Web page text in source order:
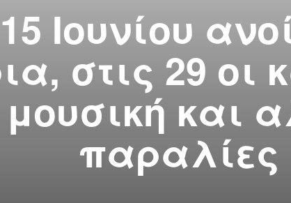
Ιουνίου
στις 29 οι
και
παραλίες